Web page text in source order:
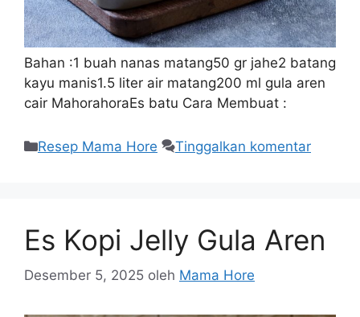
Bahan :1 buah nanas matang50 gr jahe2 batang
kayu manis1.5 liter air matang200 ml gula aren
cair MahorahoraEs batu Cara Membuat :
Resep Mama Hore Tinggalkan komentar
Es Kopi Jelly Gula Aren
Desember 5, 2025 oleh Mama Hore